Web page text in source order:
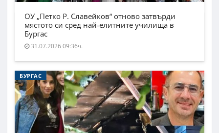
ОУ „Петко Р. Славейков“ отново затвърди
мястото си сред най-елитните училища в
Бургас
31.07.2026 09:36ч.
БУРГАС